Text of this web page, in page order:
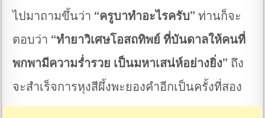
ไปมาถามขึ้นว่า “ครูบาทำอะไรครับ” ท่านก็จะ
ตอบว่า “ทำยาวิเศษโอสถทิพย์ ที่บันดาลให้คนที่
พกพามีความร่ำรวย เป็นมหาเสน่ห์อย่างยิ่ง” ถึง
จะสำเร็จการหุงสีผึ้งพะยองคำอีกเป็นครั้งที่สอง